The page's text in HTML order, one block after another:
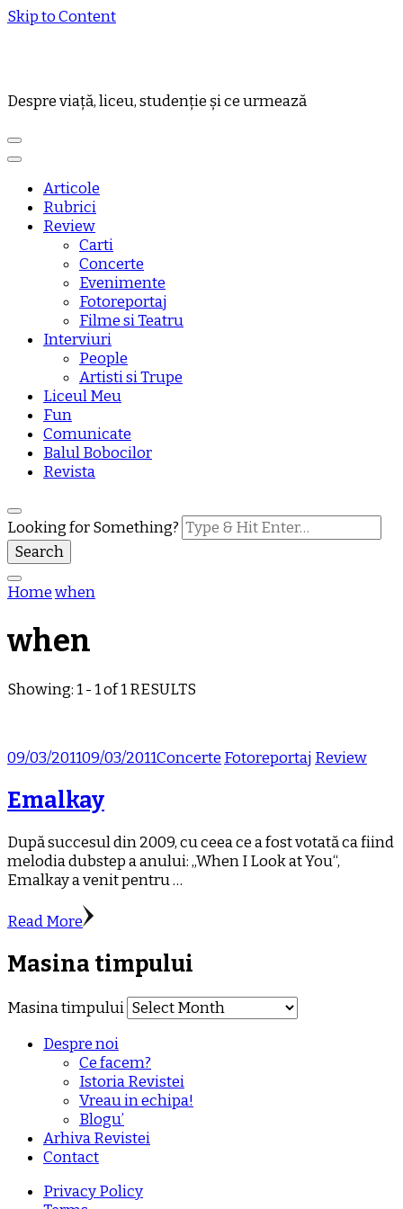
Skip to Content
Despre viață, liceu, studenție și ce urmează
Articole
Rubrici
Review
Carti
Concerte
Evenimente
Fotoreportaj
Filme si Teatru
Interviuri
People
Artisti si Trupe
Liceul Meu
Fun
Comunicate
Balul Bobocilor
Revista
Looking for Something?
Homewhen
when
Showing: 1 - 1 of 1 RESULTS
09/03/201109/03/2011Concerte Fotoreportaj Review
Emalkay
După succesul din 2009, cu ceea ce a fost votată ca fiind
melodia dubstep a anului: „When I Look at You“,
Emalkay a venit pentru …
Read More
Masina timpului
Masina timpului
Despre noi
Ce facem?
Istoria Revistei
Vreau in echipa!
Blogu’
Arhiva Revistei
Contact
Privacy Policy